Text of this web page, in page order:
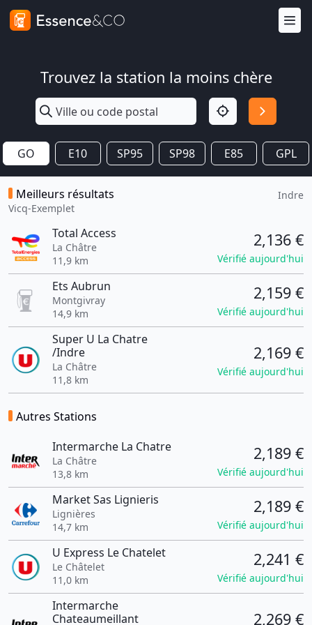
Trouvez la station la moins chère
GO E10 SP95 SP98 E85 GPL
Meilleurs résultats
Vicq-Exemplet
Indre
Total Access
La Châtre
11,9 km
2,136 €
Vérifié aujourd'hui
Ets Aubrun
Montgivray
14,9 km
2,159 €
Vérifié aujourd'hui
Super U La Chatre
/Indre
La Châtre
11,8 km
2,169 €
Vérifié aujourd'hui
Autres Stations
Intermarche La Chatre
La Châtre
13,8 km
2,189 €
Vérifié aujourd'hui
Market Sas Lignieris
Lignières
14,7 km
2,189 €
Vérifié aujourd'hui
U Express Le Chatelet
Le Châtelet
11,0 km
2,241 €
Vérifié aujourd'hui
Intermarche
Chateaumeillant
2,269 €